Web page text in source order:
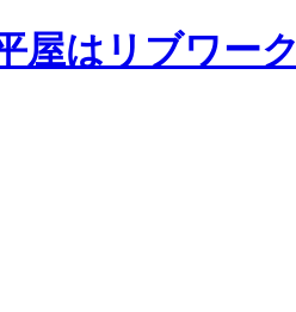
屋はリブワーク